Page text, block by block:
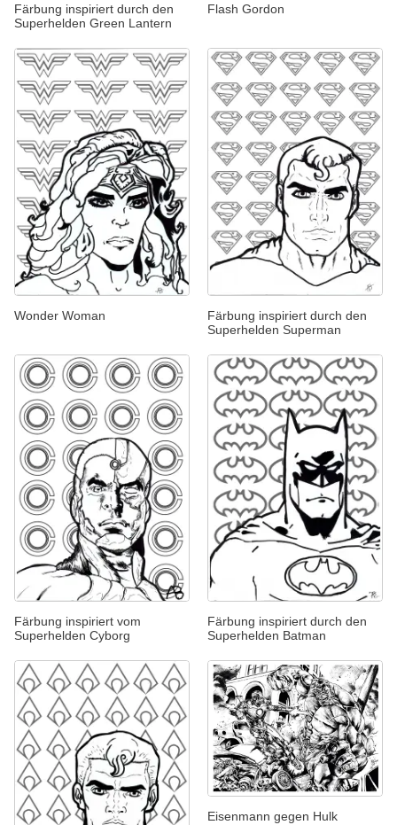
Färbung inspiriert durch den
Superhelden Green Lantern
Flash Gordon
Wonder Woman
Färbung inspiriert durch den
Superhelden Superman
Färbung inspiriert vom
Superhelden Cyborg
Färbung inspiriert durch den
Superhelden Batman
Eisenmann gegen Hulk